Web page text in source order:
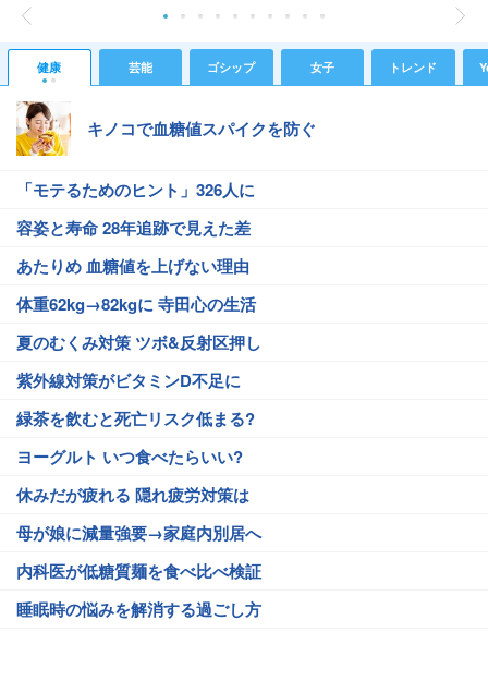
健康 芸能 ゴシップ 女子 トレンド
キノコで血糖値スパイクを防ぐ
「モテるためのヒント」326人に
容姿と寿命 28年追跡で見えた差
あたりめ 血糖値を上げない理由
体重62kg→82kgに 寺田心の生活
夏のむくみ対策 ツボ&反射区押し
紫外線対策がビタミンD不足に
緑茶を飲むと死亡リスク低まる?
ヨーグルト いつ食べたらいい?
休みだが疲れる 隠れ疲労対策は
母が娘に減量強要→家庭内別居へ
内科医が低糖質麺を食べ比べ検証
睡眠時の悩みを解消する過ごし方